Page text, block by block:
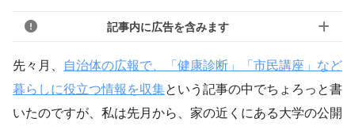
記事内に広告を含みます
先々月、 自治体の広報で、「健康診断」「市民講座」など
暮らしに役立つ情報を収集という記事の中でちょろっと書
いたのですが、私は先月から、家の近くにある大学の公開